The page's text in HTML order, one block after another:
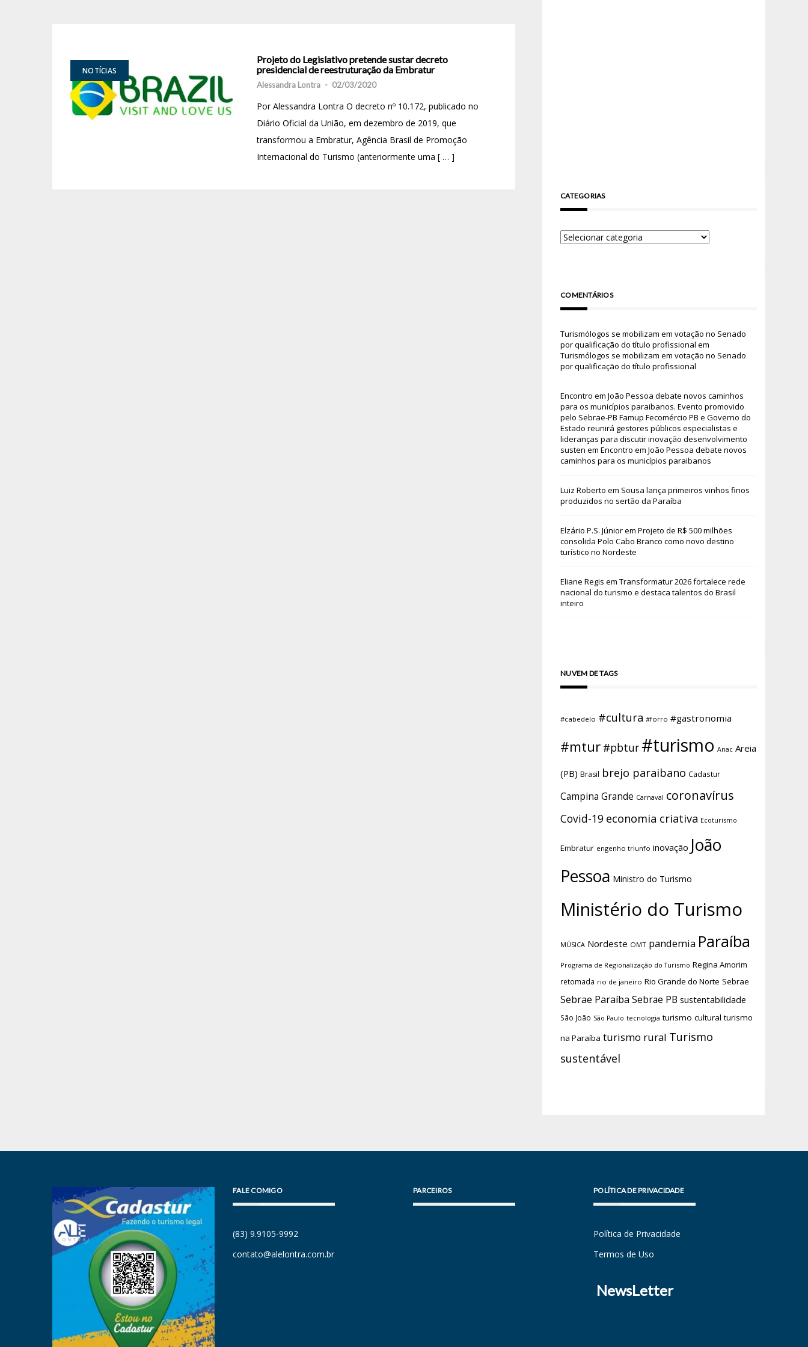
NOTÍCIAS
Projeto do Legislativo pretende sustar decreto
presidencial de reestruturação da Embratur
Alessandra Lontra - 02/03/2020
Por Alessandra Lontra O decreto nº 10.172, publicado no
Diário Oficial da União, em dezembro de 2019, que
transformou a Embratur, Agência Brasil de Promoção
Internacional do Turismo (anteriormente uma [ … ]
CATEGORIAS
COMENTÁRIOS
Turismólogos se mobilizam em votação no Senado
por qualificação do título profissional em
Turismólogos se mobilizam em votação no Senado
por qualificação do título profissional
Encontro em João Pessoa debate novos caminhos
para os municípios paraibanos. Evento promovido
pelo Sebrae-PB Famup Fecomércio PB e Governo do
Estado reunirá gestores públicos especialistas e
lideranças para discutir inovação desenvolvimento
susten em Encontro em João Pessoa debate novos
caminhos para os municípios paraibanos
Luiz Roberto em Sousa lança primeiros vinhos finos
produzidos no sertão da Paraíba
Elzário P.S. Júniorem Projeto de R$ 500 milhões
consolida Polo Cabo Branco como novo destino
turístico no Nordeste
Eliane Regis em Transformatur 2026 fortalece rede
nacional do turismo e destaca talentos do Brasil
inteiro
NUVEM DE TAGS
#cabedelo #cultura #forro #gastronomia
#mtur #pbtur #turismo Anac Areia
(PB) Brasil brejo paraibano Cadastur
Campina Grande Carnaval coronavírus
Covid-19 economia criativa Ecoturismo
Embratur engenho triunfo inovação João
Pessoa Ministro do Turismo
Ministério do Turismo
MÚSICA Nordeste OMT pandemia Paraíba
Programa de Regionalização do Turismo Regina Amorim
retomada rio de janeiro Rio Grande do Norte Sebrae
Sebrae Paraíba Sebrae PB sustentabilidade
São João São Paulo tecnologia turismo cultural turismo
na Paraíba turismo rural Turismo
sustentável
FALE COMIGO
(83) 9.9105-9992
contato@alelontra.com.br
PARCEIROS POLÍTICA DE PRIVACIDADE
Política de Privacidade
Termos de Uso
NewsLetter